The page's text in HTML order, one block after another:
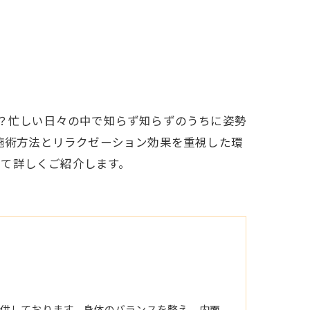
忙しい日々の中で知らず知らずのうちに姿勢
方法とリラクゼーション効果を重視した環
しくご紹介します。